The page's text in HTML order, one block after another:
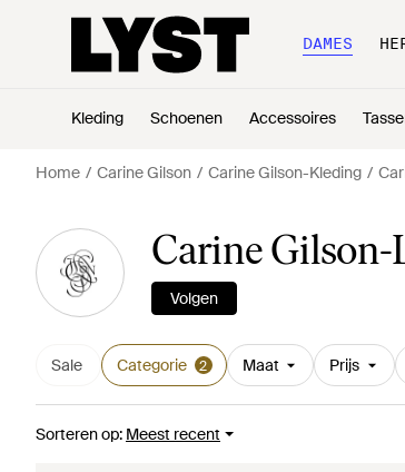
DAMES
Kleding Schoenen Accessoires
Home Carine Gilson Carine Gilson-Kleding
Carine Gilson-
Volgen
Sale Categorie 2 Maat Prijs
Sorteren op: Meest recent